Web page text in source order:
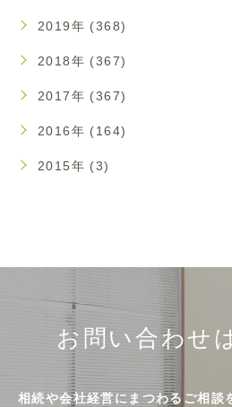
2019年 (368)
2018年 (367)
2017年 (367)
2016年 (164)
2015年 (3)
お問い合わせ
相続や会社経営にまつわるご相談